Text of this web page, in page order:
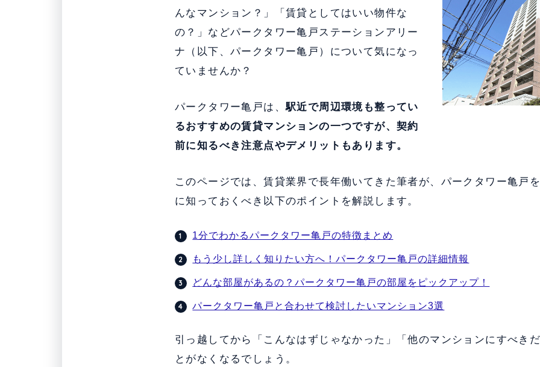
んなマンション？」「賃貸としてはいい物件な
の？」などパークタワー亀戸ステーションアリー
ナ（以下、パークタワー亀戸）について気になっ
ていませんか？
パークタワー亀戸は、駅近で周辺環境も整ってい
るおすすめの賃貸マンションの一つですが、契約
前に知るべき注意点やデメリットもあります。
このページでは、賃貸業界で長年働いてきた筆者が、パークタワー亀戸
に知っておくべき以下のポイントを解説します。
1分でわかるパークタワー亀戸の特徴まとめ
もう少し詳しく知りたい方へ！パークタワー亀戸の詳細情報
どんな部屋があるの？パークタワー亀戸の部屋をピックアップ！
パークタワー亀戸と合わせて検討したいマンション3選
引っ越してから「こんなはずじゃなかった」「他のマンションにすべき
とがなくなるでしょう。